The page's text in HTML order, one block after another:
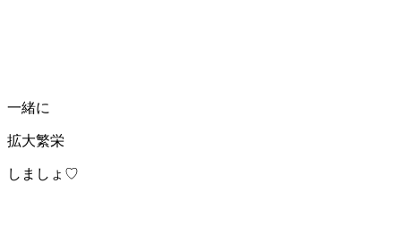
一緒に
拡大繁栄
しましょ♡